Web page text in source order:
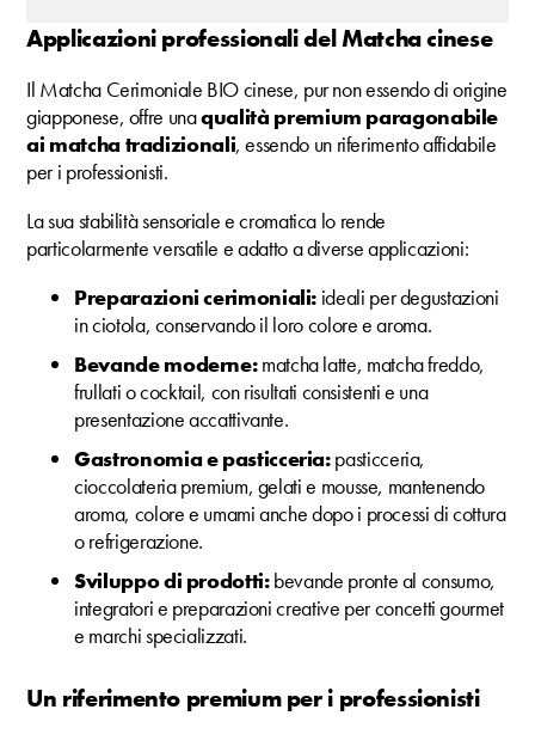
Applicazioni professionali del Matcha cinese
Il Matcha Cerimoniale BIO cinese, pur non essendo di origine
giapponese, offre unaqualità premium paragonabile
ai matcha tradizionali, essendo un riferimento affidabile
per i professionisti.
La sua stabilità sensoriale e cromatica lo rende
particolarmente versatile e adatto a diverse applicazioni:
Preparazioni cerimoniali: ideali per degustazioni
in ciotola, conservando il loro colore e aroma.
Bevande moderne:matcha latte, matcha freddo,
frullati o cocktail, con risultati consistenti e una
presentazione accattivante.
Gastronomia e pasticceria:pasticceria,
cioccolateria premium, gelati e mousse, mantenendo
aroma, colore e umami anche dopo i processi di cottura
o refrigerazione.
Sviluppo di prodotti:bevande pronte al consumo,
integratori e preparazioni creative per concetti gourmet
e marchi specializzati.
Un riferimento premium per i professionisti